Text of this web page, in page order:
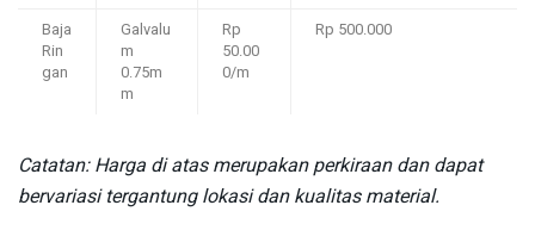
Baja
Rin
gan
Galvalu
m
0.75m
m
Rp
50.00
0/m
Rp 500.000
Catatan: Harga di atas merupakan perkiraan dan dapat
bervariasi tergantung lokasi dan kualitas material.